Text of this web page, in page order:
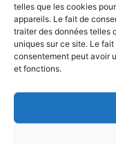
telles que les cookies
appareils. Le fait de
traiter des données telles
uniques sur ce site. Le
consentement peut avoir
et fonctions.
soignants, améliore
vieillissement, et